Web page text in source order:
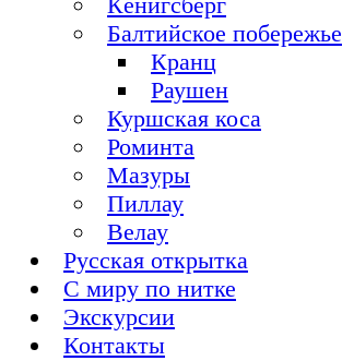
Балтийское побережье
Кранц
Раушен
Куршская коса
Роминта
Мазуры
Пиллау
Велау
Русская открытка
С миру по нитке
Экскурсии
Контакты